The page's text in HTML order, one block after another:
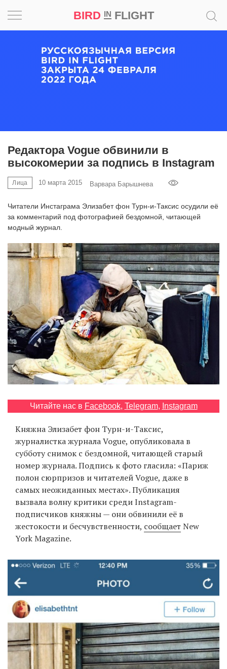
BIRD INFLIGHT
EN
UA
Редактора Vogue обвинили в
высокомерии за подпись в Instagram
Лица 10 марта 2015 Варвара Барышнева
Читатели Инстаграма Элизабет фон Турн-и-Таксис осудили её
за комментарий под фотографией бездомной, читающей
модный журнал.
Читайте нас в Facebook, Telegram, Instagram
Княжна Элизабет фон Турн-и-Таксис,
журналистка журнала Vogue, опубликовала в
субботу снимок с бездомной, читающей старый
номер журнала. Подпись к фото гласила: «Париж
полон сюрпризов и читателей Vogue, даже в
самых неожиданных местах». Публикация
вызвала волну критики среди Instagram-
подписчиков княжны — они обвинили её в
жестокости и бесчувственности, сообщает New
York Magazine.